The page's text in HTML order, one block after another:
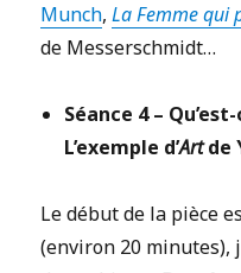
Munch,La Femme qui
de Messerschmidt…
Séance 4 –
L’exemple d’Artde
Le début de la pièce
(environ 20 minutes),